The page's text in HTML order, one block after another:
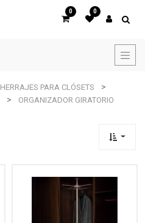
0 0
HERRAJES PARA CLÓSETS
ORGANIZADOR GIRATORIO